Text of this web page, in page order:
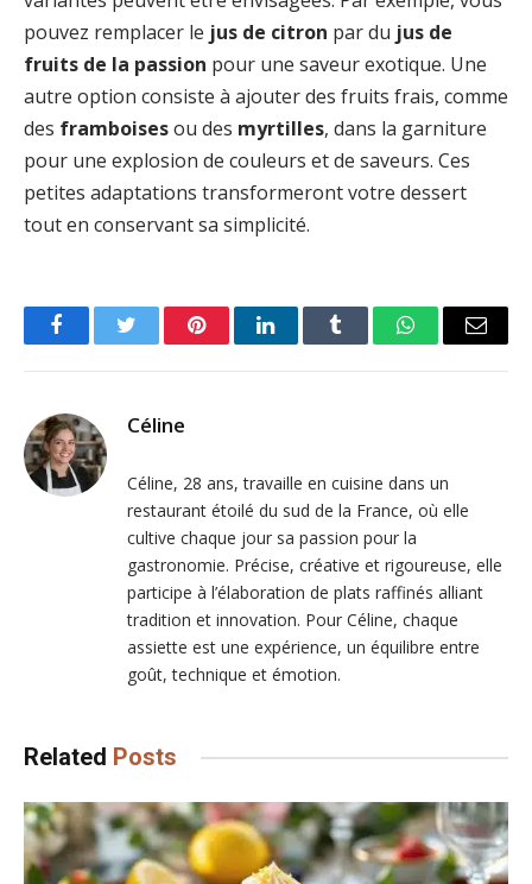
pouvez remplacer le jus de citron par du jus de
fruits de la passion pour une saveur exotique. Une
autre option consiste à ajouter des fruits frais, comme
des framboisesou des myrtilles, dans la garniture
pour une explosion de couleurs et de saveurs. Ces
petites adaptations transformeront votre dessert
tout en conservant sa simplicité.
FacebookTwitter PinterestLinkedInTumblr WhatsAppEmail
Céline
Céline, 28 ans, travaille en cuisine dans un
restaurant étoilé du sud de la France, où elle
cultive chaque jour sa passion pour la
gastronomie. Précise, créative et rigoureuse, elle
participe à l’élaboration de plats raffinés alliant
tradition et innovation. Pour Céline, chaque
assiette est une expérience, un équilibre entre
goût, technique et émotion.
Related Posts